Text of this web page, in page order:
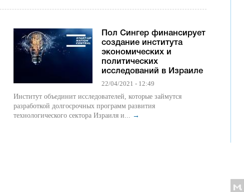
Пол Сингер финансирует
создание института
экономических и
политических
исследований в Израиле
22/04/2021 - 12:49
Институт объединит исследователей, которые займутся
разработкой долгосрочных программ развития
технологического сектора Израиля и...
→